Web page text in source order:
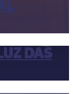
DAS